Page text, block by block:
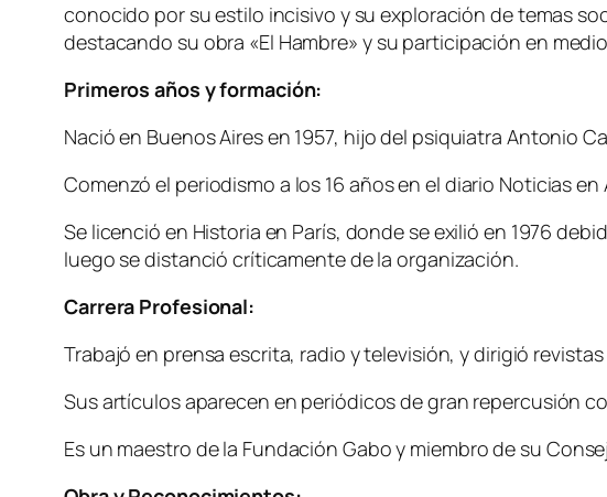
conocido por su estilo incisivo y su exploración de temas
destacando su obra «El Hambre» y su participación en
Primeros años y formación:
Nació en Buenos Aires en 1957, hijo del psiquiatra Antonio
Comenzó el periodismo a los 16 años en el diario Noticias en
Se licenció en Historia en París, donde se exilió en 1976
luego se distanció críticamente de la organización.
Carrera Profesional:
Trabajó en prensa escrita, radio y televisión, y dirigió
Sus artículos aparecen en periódicos de gran repercusión
Es un maestro de la Fundación Gabo y miembro de su